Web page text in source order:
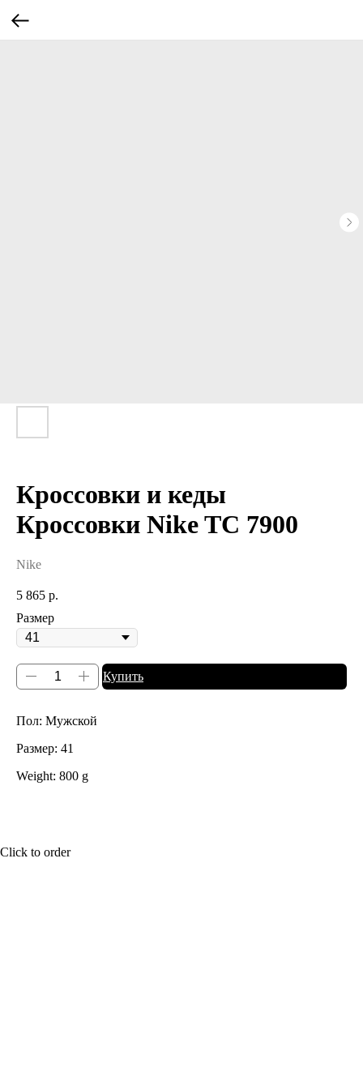
Кроссовки и кеды
Кроссовки Nike TC 7900
Nike
5 865 р.
Размер
Купить
Пол: Мужской
Размер: 41
Weight: 800 g
Click to order